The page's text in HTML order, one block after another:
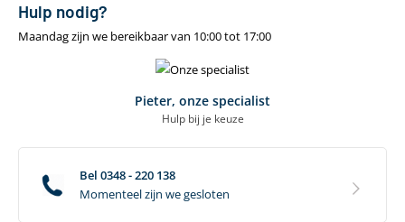
Hulp nodig?
Maandag zijn we bereikbaar van 10:00 tot 17:00
Pieter, onze specialist
Hulp bij je keuze
Bel 0348 - 220 138
Momenteel zijn we gesloten